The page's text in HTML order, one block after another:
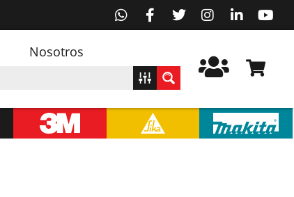
Nosotros